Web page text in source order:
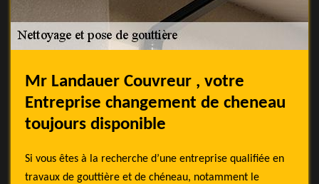
Mr Landauer Couvreur , votre
Entreprise changement de cheneau
toujours disponible
Si vous êtes à la recherche d’une entreprise qualifiée en
travaux de gouttière et de chéneau, notamment le